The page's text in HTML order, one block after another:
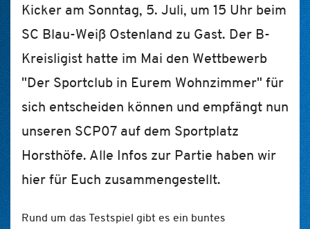
Kicker am Sonntag, 5. Juli, um 15 Uhr beim
SC Blau-Weiß Ostenland zu Gast. Der B-
Kreisligist hatte im Mai den Wettbewerb
"Der Sportclub in Eurem Wohnzimmer" für
sich entscheiden können und empfängt nun
unseren SCP07 auf dem Sportplatz
Horsthöfe. Alle Infos zur Partie haben wir
hier für Euch zusammengestellt.
Rund um das Testspiel gibt es ein buntes